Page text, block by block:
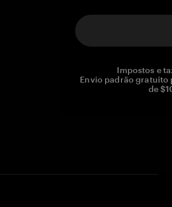
Impostos e
Envio padrão gratuito
de